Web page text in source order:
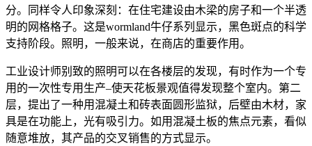
分。同样令人印象深刻：在住宅建设由木梁的房子和一个半透
明的网格格子。这是wormland牛仔系列显示，黑色斑点的科学
支持阶段。照明，一般来说，在商店的重要作用。
工业设计师别致的照明可以在各楼层的发现，有时作为一个专
用的一次性专用生产–使天花板景观值得发现整个室内。第二
层，提出了一种用混凝土和砖表面圆形监狱，后壁由木材，家
具是在功能上，光有吸引力。如用混凝土板的焦点元素，看似
随意堆放，其产品的交叉销售的方式显示。